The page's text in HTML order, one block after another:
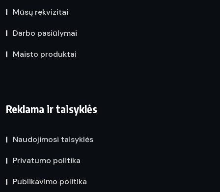
Mūsų rekvizitai
Darbo pasiūlymai
Maisto produktai
Reklama ir taisyklės
Naudojimosi taisyklės
Privatumo politika
Publikavimo politika